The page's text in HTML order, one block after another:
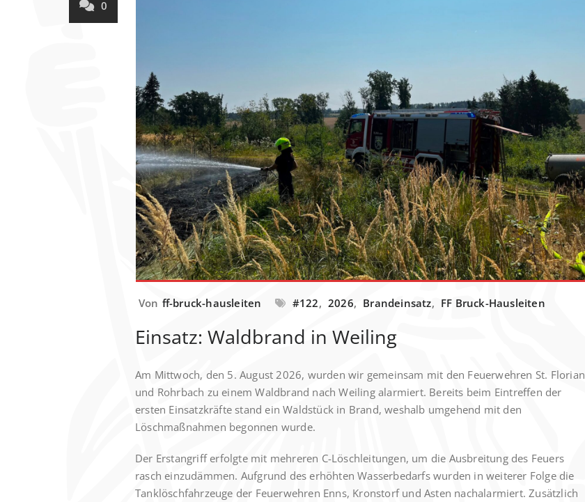
0
Von ff-bruck-hausleiten #122, 2026, Brandeinsatz, FF Bruck-Hausleiten
Einsatz: Waldbrand in Weiling
Am Mittwoch, den 5. August 2026, wurden wir gemeinsam mit den Feuerwehren St. Florian
und Rohrbach zu einem Waldbrand nach Weiling alarmiert. Bereits beim Eintreffen der
ersten Einsatzkräfte stand ein Waldstück in Brand, weshalb umgehend mit den
Löschmaßnahmen begonnen wurde.
Der Erstangriff erfolgte mit mehreren C-Löschleitungen, um die Ausbreitung des Feuers
rasch einzudämmen. Aufgrund des erhöhten Wasserbedarfs wurden in weiterer Folge die
Tanklöschfahrzeuge der Feuerwehren Enns, Kronstorf und Asten nachalarmiert. Zusätzlich